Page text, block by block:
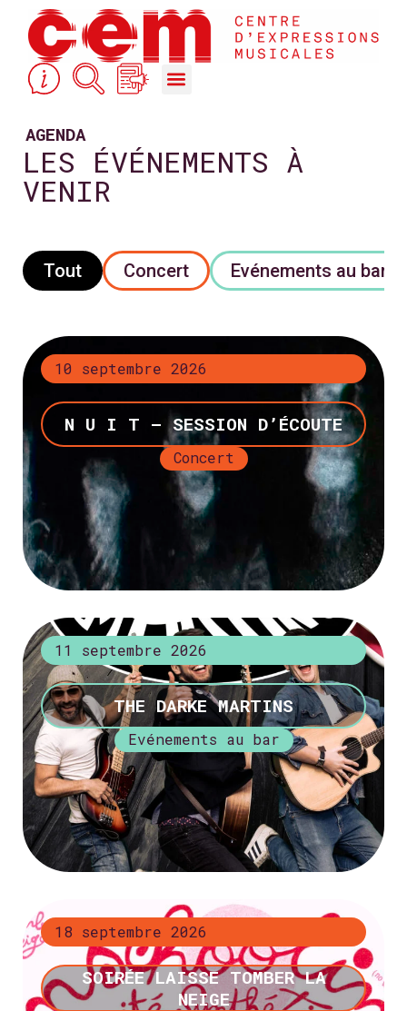
AGENDA
LES ÉVÉNEMENTS À
VENIR
Concert Evénements au bar
Tout
10 septembre 2026
N U I T – SESSION D’ÉCOUTE
Concert
+ d’infos
11 septembre 2026
THE DARKE MARTINS
Evénements au bar
+ d’infos
18 septembre 2026
SOIRÉE LAISSE TOMBER LA
NEIGE
+ d’infos